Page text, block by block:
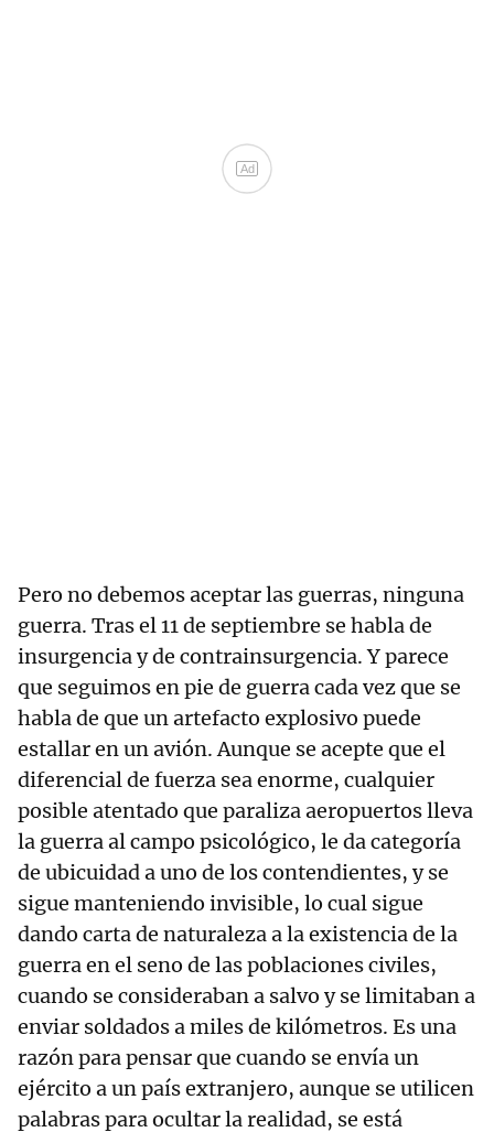
Ad
Pero no debemos aceptar las guerras, ninguna
guerra. Tras el 11 de septiembre se habla de
insurgencia y de contrainsurgencia. Y parece
que seguimos en pie de guerra cada vez que se
habla de que un artefacto explosivo puede
estallar en un avión. Aunque se acepte que el
diferencial de fuerza sea enorme, cualquier
posible atentado que paraliza aeropuertos lleva
la guerra al campo psicológico, le da categoría
de ubicuidad a uno de los contendientes, y se
sigue manteniendo invisible, lo cual sigue
dando carta de naturaleza a la existencia de la
guerra en el seno de las poblaciones civiles,
cuando se consideraban a salvo y se limitaban a
enviar soldados a miles de kilómetros. Es una
razón para pensar que cuando se envía un
ejército a un país extranjero, aunque se utilicen
palabras para ocultar la realidad, se está